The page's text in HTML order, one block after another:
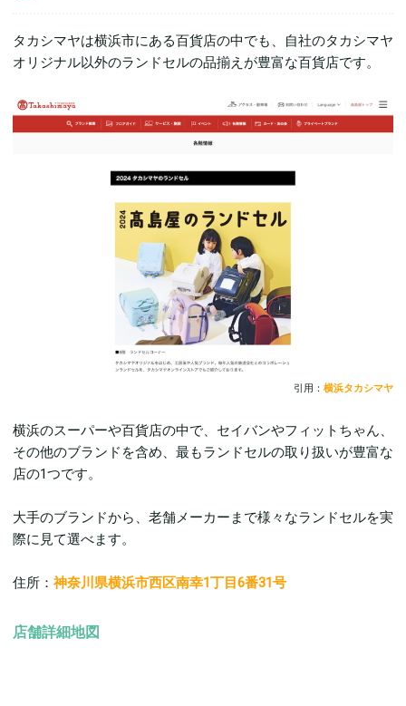
タカシマヤは横浜市にある百貨店の中でも、自社のタカシマヤ
オリジナル以外のランドセルの品揃えが豊富な百貨店です。
引用： 横浜タカシマヤ
横浜のスーパーや百貨店の中で、セイバンやフィットちゃん、
その他のブランドを含め、最もランドセルの取り扱いが豊富な
店の1つです。
大手のブランドから、老舗メーカーまで様々なランドセルを実
際に見て選べます。
住所： 神奈川県横浜市西区南幸1丁目6番31号
店舗詳細地図